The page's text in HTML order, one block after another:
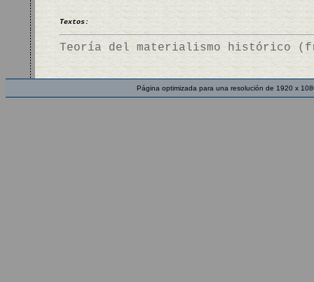
Textos:
Teoría del materialismo histórico
Página optimizada para una resolución de 1920 x